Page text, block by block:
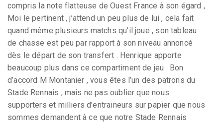
compris la note flatteuse de Ouest France à son égard ,
Moi le pertinent , j’attend un peu plus de lui , cela fait
quand même plusieurs matchs qu’il joue , son tableau
de chasse est peu par rapport à son niveau annoncé
dès le départ de son transfert . Henrique apporte
beaucoup plus dans ce compartiment de jeu . Bon
d’accord M Montanier , vous êtes l’un des patrons du
Stade Rennais , mais ne pas oublier que nous
supporters et milliers d’entraineurs sur papier que nous
sommes demandent à ce que notre Stade Rennais